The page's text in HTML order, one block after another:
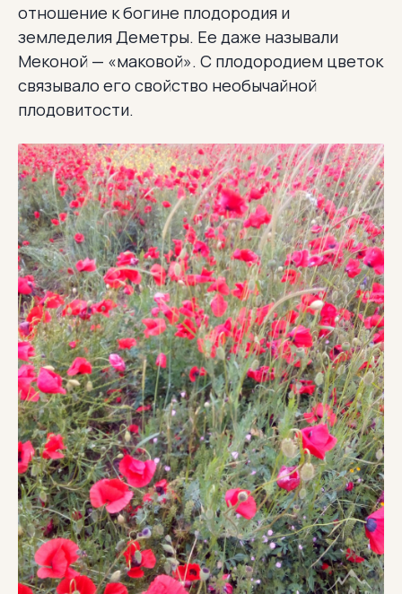
отношение к богине плодородия и
земледелия Деметры. Ее даже называли
Меконой — «маковой». С плодородием цветок
связывало его свойство необычайной
плодовитости.